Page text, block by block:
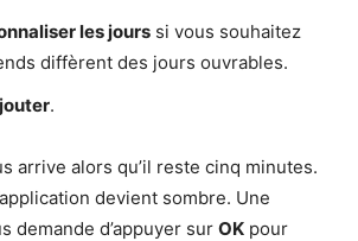
les jours si vous souhaitez
diffèrent des jours ouvrables.
.
arrive alors qu’il reste cinq minutes.
devient sombre. Une
demande d’appuyer sur OK pour